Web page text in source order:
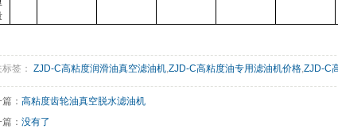
签： ZJD-C高粘度润滑油真空滤油机,ZJD-C高粘度油专用滤油机价格,ZJD-C
： 高粘度齿轮油真空脱水滤油机
： 没有了